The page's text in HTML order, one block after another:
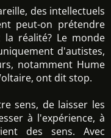
des intellectuels
peut-on prétendre
réalité? Le monde
d'autistes,
notamment Hume
ont dit stop.
sens, de laisser les
à l'expérience, à
des sens. Avec